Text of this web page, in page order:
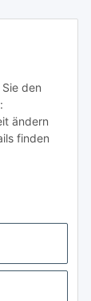
den
ändern
finden